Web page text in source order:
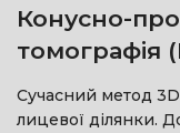
Конусно-
томографія
Сучасний метод
лицевої ділянки.